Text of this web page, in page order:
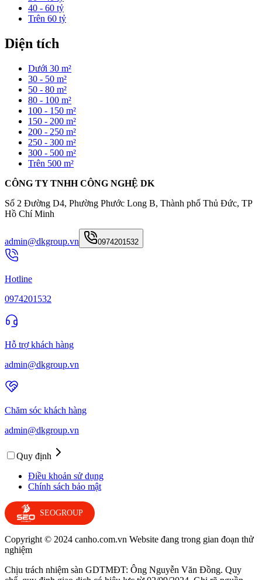
40 - 60 tỷ
Trên 60 tỷ
Diện tích
Dưới 30 m²
30 - 50 m²
50 - 80 m²
80 - 100 m²
100 - 150 m²
150 - 200 m²
200 - 250 m²
250 - 300 m²
300 - 500 m²
Trên 500 m²
CÔNG TY TNHH CÔNG NGHỆ DK
Số 2 Đường D4, Phường Phước Long B, Thành phố Thủ Đức, TP
Hồ Chí Minh
admin@dkgroup.vn 0974201532
Hotline
0974201532
Hỗ trợ khách hàng
admin@dkgroup.vn
Chăm sóc khách hàng
admin@dkgroup.vn
Quy định
Điều khoản sử dụng
Chính sách bảo mật
SEOGROUP
Copyright © 2024 canho.com.vn Website đang trong gian đoạn thử
nghiệm
Chịu trách nhiệm sàn GDTMĐT: Ông Nguyễn Văn Đồng. Quy